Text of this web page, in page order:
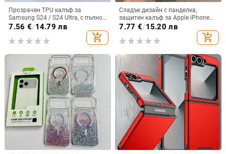
Прозрачен TPU калъф за
Samsung S24 / S24 Ultra, с пълно
покритие и защита на камерата
7.56 €/14.79 лв
add_shopping_cart
Сладък дизайн с панделка,
защитен калъф за Apple iPhone
11–15 Pro Max, пълен обхват
7.77 €/15.20 лв
add_shopping_cart